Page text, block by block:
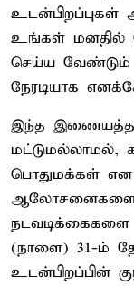
உடன்பிறப்புகள்
உங்கள் மனதில்
செய்ய வேண்டும்
நேரடியாக
இந்த
மட்டுமல்லாமல்,
பொதுமக்கள்
ஆலோசனைகளை
நடவடிக்கைகளை
(நாளை) 31-ம்
உடன்பிறப்பின்